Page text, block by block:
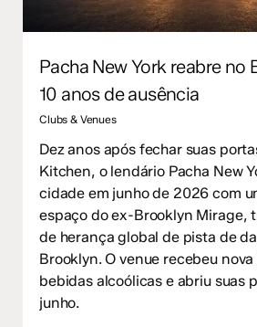
Pacha New York reabre no
10 anos de ausência
Clubs & Venues
Dez anos após fechar suas
Kitchen, o lendário Pacha New
cidade em junho de 2026 com
espaço do ex-Brooklyn Mirage,
de herança global de pista de
Brooklyn. O venue recebeu
bebidas alcoólicas e abriu suas
junho.